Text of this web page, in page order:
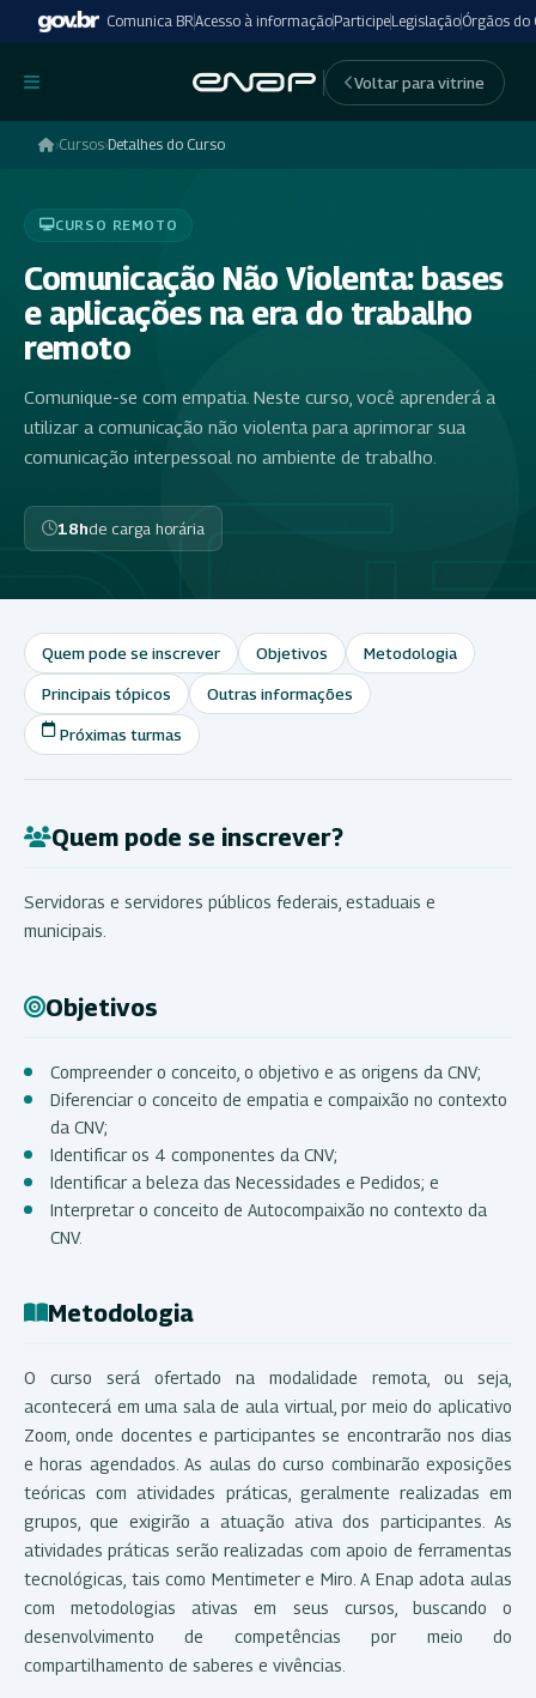
Comunica BRAcesso à informaçãoParticipeLegislaçãoÓrgãos do
Voltar para vitrine
›Cursos›Detalhes do Curso
CURSO REMOTO
Comunicação Não Violenta: bases
e aplicações na era do trabalho
remoto
Comunique-se com empatia. Neste curso, você aprenderá a
utilizar a comunicação não violenta para aprimorar sua
comunicação interpessoal no ambiente de trabalho.
18hde carga horária
Quem pode se inscrever Objetivos Metodologia
Principais tópicos Outras informações
Próximas turmas
Quem pode se inscrever?
Servidoras e servidores públicos federais, estaduais e
municipais.
Objetivos
Compreender o conceito, o objetivo e as origens da CNV;
Diferenciar o conceito de empatia e compaixão no contexto
da CNV;
Identificar os 4 componentes da CNV;
Identificar a beleza das Necessidades e Pedidos; e
Interpretar o conceito de Autocompaixão no contexto da
CNV.
Metodologia
O curso será ofertado na modalidade remota, ou seja,
acontecerá em uma sala de aula virtual, por meio do aplicativo
Zoom, onde docentes e participantes se encontrarão nos dias
e horas agendados. As aulas do curso combinarão exposições
teóricas com atividades práticas, geralmente realizadas em
grupos, que exigirão a atuação ativa dos participantes. As
atividades práticas serão realizadas com apoio de ferramentas
tecnológicas, tais como Mentimeter e Miro. A Enap adota aulas
com metodologias ativas em seus cursos, buscando o
desenvolvimento de competências por meio do
compartilhamento de saberes e vivências.